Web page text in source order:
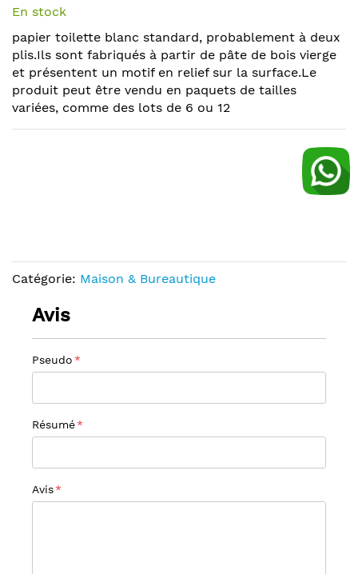
gallery
beginning
of
the
images
gallery
En stock
papier toilette blanc standard, probablement à deux
plis.Ils sont fabriqués à partir de pâte de bois vierge
et présentent un motif en relief sur la surface.Le
produit peut être vendu en paquets de tailles
variées, comme des lots de 6 ou 12
Catégorie: Maison & Bureautique
Avis
Pseudo
Résumé
Avis